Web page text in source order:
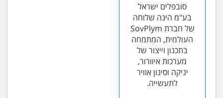
סובפלים ישראל
בע"מ הינה שלוחה
של חברת SovPlym
העולמית, המתמחה
בתכנון וייצור של
מערכות איוורור,
יניקה וסינון אוויר
לתעשייה.